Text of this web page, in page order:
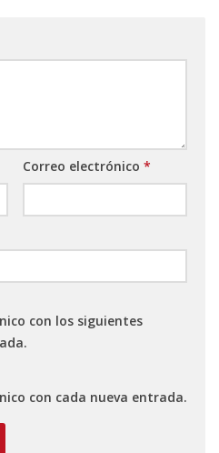
Correo electrónico *
con los siguientes
con cada nueva entrada.